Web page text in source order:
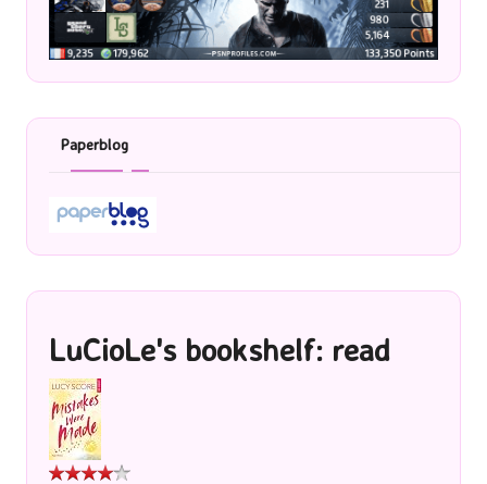
Paperblog
LuCioLe's bookshelf: read